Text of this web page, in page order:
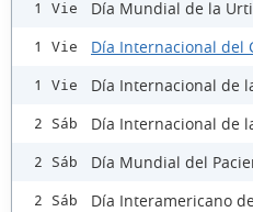
1 Vie Día Mundial de la
1 Vie Día Internacional del
1 Vie Día Internacional de
2 Sáb Día Internacional de
2 Sáb Día Mundial del
2 Sáb Día Interamericano